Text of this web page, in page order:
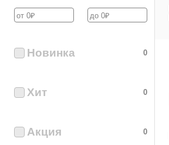
Новинка 0
Хит 0
Акция 0